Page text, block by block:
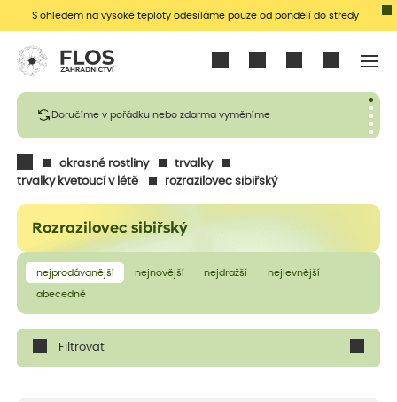
S ohledem na vysoké teploty odesíláme pouze od pondělí do středy
Doručíme v pořádku nebo zdarma vyměníme
okrasné rostliny
trvalky
trvalky kvetoucí v létě
rozrazilovec sibiřský
Rozrazilovec sibiřský
nejprodávanější nejnovější nejdražší nejlevnější
abecedně
Filtrovat